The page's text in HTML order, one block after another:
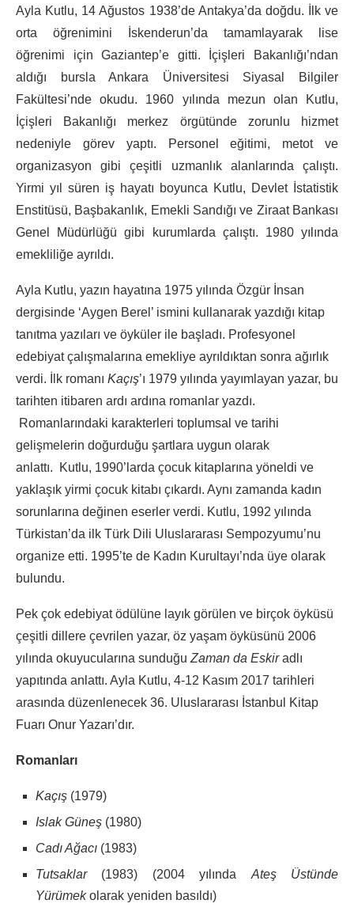
Ayla Kutlu, 14 Ağustos 1938’de Antakya’da doğdu. İlk ve
orta öğrenimini İskenderun’da tamamlayarak lise
öğrenimi için Gaziantep’e gitti. İçişleri Bakanlığı’ndan
aldığı bursla Ankara Üniversitesi Siyasal Bilgiler
Fakültesi’nde okudu. 1960 yılında mezun olan Kutlu,
İçişleri Bakanlığı merkez örgütünde zorunlu hizmet
nedeniyle görev yaptı. Personel eğitimi, metot ve
organizasyon gibi çeşitli uzmanlık alanlarında çalıştı.
Yirmi yıl süren iş hayatı boyunca Kutlu, Devlet İstatistik
Enstitüsü, Başbakanlık, Emekli Sandığı ve Ziraat Bankası
Genel Müdürlüğü gibi kurumlarda çalıştı. 1980 yılında
emekliliğe ayrıldı.
Ayla Kutlu, yazın hayatına 1975 yılında Özgür İnsan
dergisinde ‘Aygen Berel’ ismini kullanarak yazdığı kitap
tanıtma yazıları ve öyküler ile başladı. Profesyonel
edebiyat çalışmalarına emekliye ayrıldıktan sonra ağırlık
verdi. İlk romanı Kaçış’ı 1979 yılında yayımlayan yazar, bu
tarihten itibaren ardı ardına romanlar yazdı.
Romanlarındaki karakterleri toplumsal ve tarihi
gelişmelerin doğurduğu şartlara uygun olarak
anlattı. Kutlu, 1990’larda çocuk kitaplarına yöneldi ve
yaklaşık yirmi çocuk kitabı çıkardı. Aynı zamanda kadın
sorunlarına değinen eserler verdi. Kutlu, 1992 yılında
Türkistan’da ilk Türk Dili Uluslararası Sempozyumu’nu
organize etti. 1995’te de Kadın Kurultayı’nda üye olarak
bulundu.
Pek çok edebiyat ödülüne layık görülen ve birçok öyküsü
çeşitli dillere çevrilen yazar, öz yaşam öyküsünü 2006
yılında okuyucularına sunduğu Zaman da Eskiradlı
yapıtında anlattı. Ayla Kutlu, 4-12 Kasım 2017 tarihleri
arasında düzenlenecek 36. Uluslararası İstanbul Kitap
Fuarı Onur Yazarı’dır.
Romanları
Kaçış (1979)
Islak Güneş (1980)
Cadı Ağacı (1983)
Tutsaklar(1983) (2004 yılında Ateş Üstünde
Yürümekolarak yeniden basıldı)